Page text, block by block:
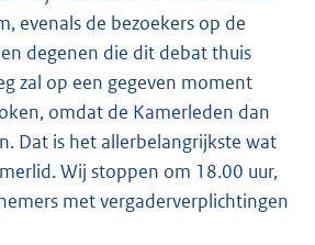
evenals de bezoekers op de
degenen die dit debat thuis
zal op een gegeven moment
omdat de Kamerleden dan
Dat is het allerbelangrijkste wat
Wij stoppen om 18.00 uur,
met vergaderverplichtingen